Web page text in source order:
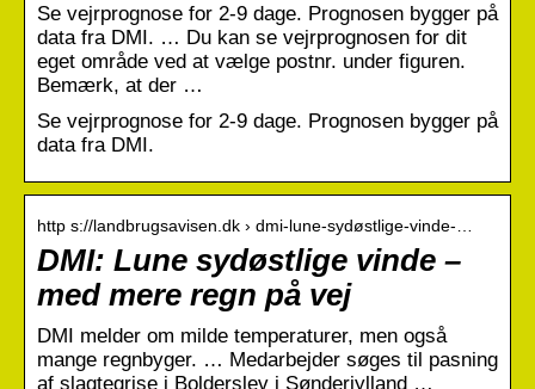
Se vejrprognose for 2-9 dage. Prognosen bygger på
data fra DMI. … Du kan se vejrprognosen for dit
eget område ved at vælge postnr. under figuren.
Bemærk, at der …
Se vejrprognose for 2-9 dage. Prognosen bygger på
data fra DMI.
http s://landbrugsavisen.dk › dmi-lune-sydøstlige-vinde-…
DMI: Lune sydøstlige vinde –
med mere regn på vej
DMI melder om milde temperaturer, men også
mange regnbyger. … Medarbejder søges til pasning
af slagtegrise i Bolderslev i Sønderjylland …